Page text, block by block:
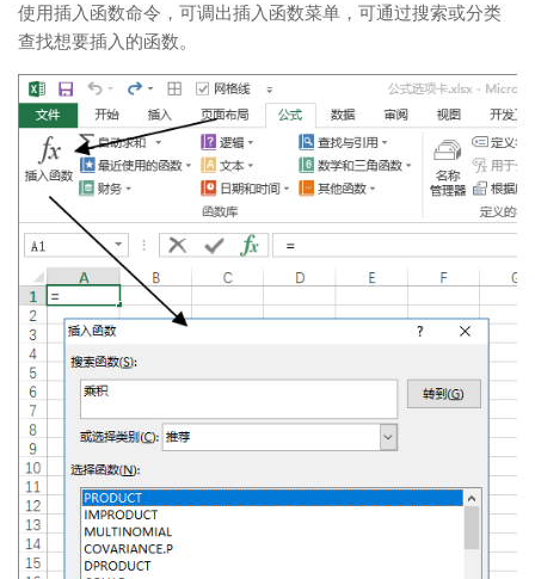
使用插入函数命令，可调出插入函数菜单，可通过搜索或分类
查找想要插入的函数。